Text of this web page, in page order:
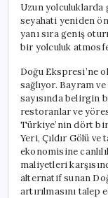
Uzun yolculuklarda
seyahati yeniden
yanı sıra geniş
bir yolculuk
Doğu Ekspresi’ne
sağlıyor. Bayram
sayısında belirgin
restoranlar ve
Türkiye’nin dört
Yeri, Çıldır Gölü
ekonomisine
maliyetleri
alternatif sunan
artırılmasını talep